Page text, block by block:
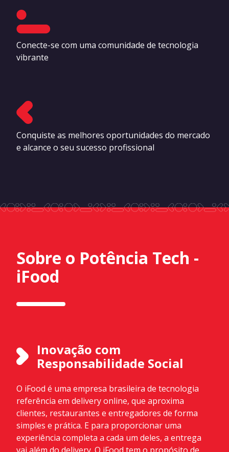
Conecte-se com uma comunidade de tecnologia
vibrante
Conquiste as melhores oportunidades do mercado
e alcance o seu sucesso profissional
Sobre o Potência Tech -
iFood
Inovação com
Responsabilidade Social
O iFood é uma empresa brasileira de tecnologia
referência em delivery online, que aproxima
clientes, restaurantes e entregadores de forma
simples e prática. E para proporcionar uma
experiência completa a cada um deles, a entrega
vai além do delivery. O iFood tem o propósito de